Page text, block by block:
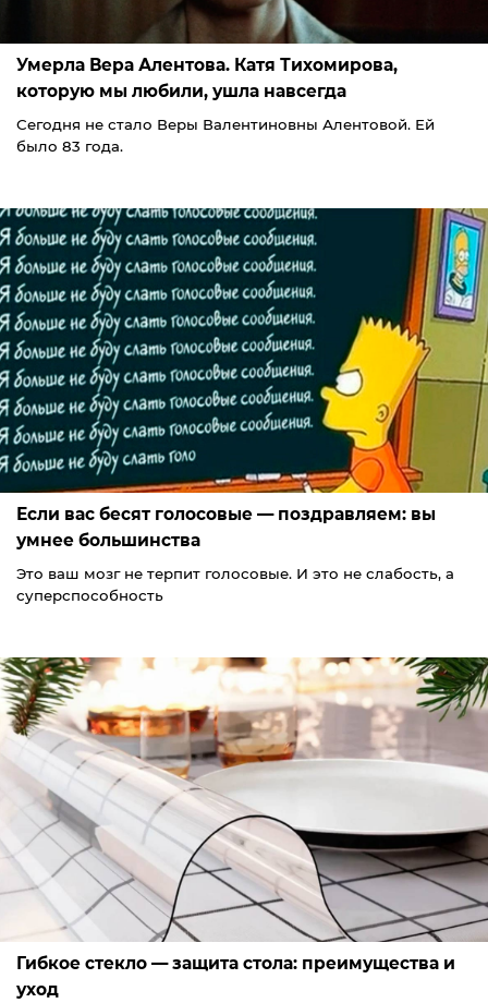
Умерла Вера Алентова. Катя Тихомирова,
которую мы любили, ушла навсегда
Сегодня не стало Веры Валентиновны Алентовой. Ей
было 83 года.
Если вас бесят голосовые — поздравляем: вы
умнее большинства
Это ваш мозг не терпит голосовые. И это не слабость, а
суперспособность
Гибкое стекло — защита стола: преимущества и
уход